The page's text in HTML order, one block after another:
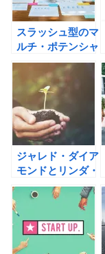
スラッシュ型のマ
ルチ・ポテンシャ
ライトとは何か？
ジャレド・ダイア
モンドとリンダ・
グラットンから学
ぶ、人生100年時
代の働き方